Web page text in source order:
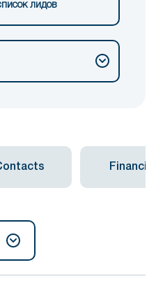
лидов
Financial